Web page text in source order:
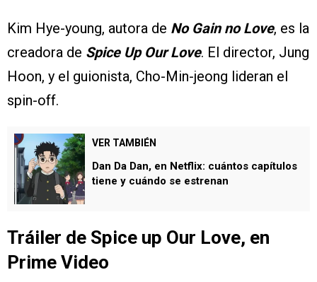
Kim Hye-young, autora de No Gain no Love, es la
creadora de Spice Up Our Love. El director, Jung
Hoon, y el guionista, Cho-Min-jeong lideran el
spin-off.
VER TAMBIÉN
Dan Da Dan, en Netflix: cuántos capítulos
tiene y cuándo se estrenan
Tráiler de Spice up Our Love, en
Prime Video